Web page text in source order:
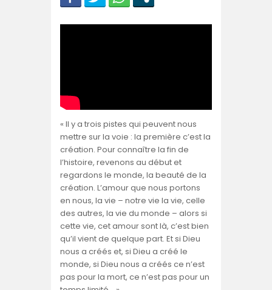
« Il y a trois pistes qui peuvent nous
mettre sur la voie : la première c’est la
création. Pour connaître la fin de
l’histoire, revenons au début et
regardons le monde, la beauté de la
création. L’amour que nous portons
en nous, la vie – notre vie la vie, celle
des autres, la vie du monde – alors si
cette vie, cet amour sont là, c’est bien
qu’il vient de quelque part. Et si Dieu
nous a créés et, si Dieu a créé le
monde, si Dieu nous a créés ce n’est
pas pour la mort, ce n’est pas pour un